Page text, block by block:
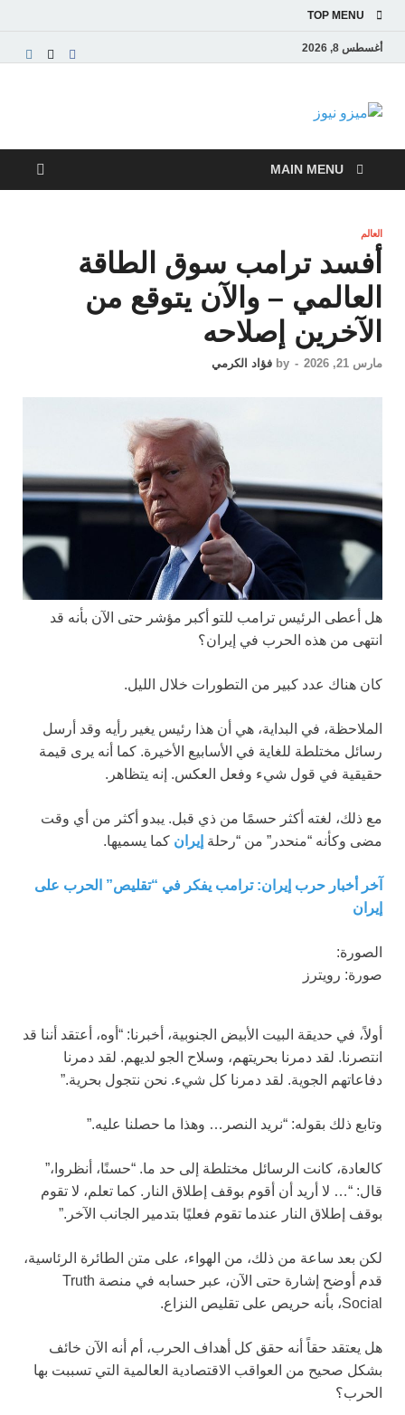
TOP MENU
أغسطس 8, 2026
ميزو نيوز
والاقتصادية
MAIN MENU
العالم
أفسد ترامب سوق الطاقة
العالمي – والآن يتوقع من
الآخرين إصلاحه
مارس 21, 2026 -
by فؤاد الكرمي
هل أعطى الرئيس ترامب للتو أكبر مؤشر حتى الآن بأنه قد
انتهى من هذه الحرب في إيران؟
كان هناك عدد كبير من التطورات خلال الليل.
الملاحظة، في البداية، هي أن هذا رئيس يغير رأيه وقد أرسل
رسائل مختلطة للغاية في الأسابيع الأخيرة. كما أنه يرى قيمة
حقيقية في قول شيء وفعل العكس. إنه يتظاهر.
مع ذلك، لغته أكثر حسمًا من ذي قبل. يبدو أكثر من أي وقت
مضى وكأنه “منحدر” من “رحلة إيران كما يسميها.
آخر أخبار حرب إيران: ترامب يفكر في “تقليص” الحرب على
إيران
الصورة:
صورة: رويترز
أولاً، في حديقة البيت الأبيض الجنوبية، أخبرنا: “أوه، أعتقد أننا قد
انتصرنا. لقد دمرنا بحريتهم، وسلاح الجو لديهم. لقد دمرنا
دفاعاتهم الجوية. لقد دمرنا كل شيء. نحن نتجول بحرية.”
وتابع ذلك بقوله: “نريد النصر… وهذا ما حصلنا عليه.”
كالعادة، كانت الرسائل مختلطة إلى حد ما. “حسنًا، أنظروا،”
قال: “… لا أريد أن أقوم بوقف إطلاق النار. كما تعلم، لا تقوم
بوقف إطلاق النار عندما تقوم فعليًا بتدمير الجانب الآخر.”
لكن بعد ساعة من ذلك، من الهواء، على متن الطائرة الرئاسية،
قدم أوضح إشارة حتى الآن، عبر حسابه في منصة Truth
Social، بأنه حريص على تقليص النزاع.
هل يعتقد حقاً أنه حقق كل أهداف الحرب، أم أنه الآن خائف
بشكل صحيح من العواقب الاقتصادية العالمية التي تسببت بها
الحرب؟